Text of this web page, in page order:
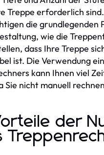
Treppe erforderlich sind.
die grundlegenden
wie die
dass Ihre Treppe
ist. Die Verwendung
kann Ihnen viel
Sie nicht manuell
der